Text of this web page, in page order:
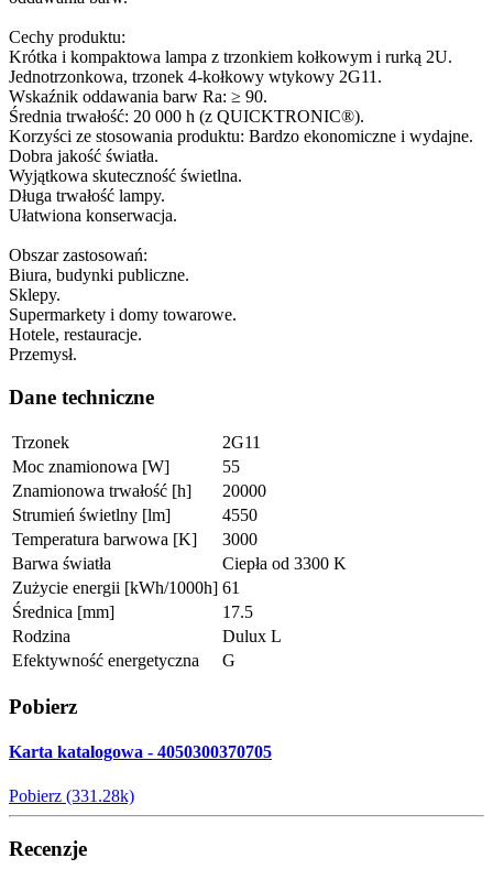
Cechy produktu:
Krótka i kompaktowa lampa z trzonkiem kołkowym i rurką 2U.
Jednotrzonkowa, trzonek 4-kołkowy wtykowy 2G11.
Wskaźnik oddawania barw Ra: ≥ 90.
Średnia trwałość: 20 000 h (z QUICKTRONIC®).
Korzyści ze stosowania produktu: Bardzo ekonomiczne i wydajne.
Dobra jakość światła.
Wyjątkowa skuteczność świetlna.
Długa trwałość lampy.
Ułatwiona konserwacja.
Obszar zastosowań:
Biura, budynki publiczne.
Sklepy.
Supermarkety i domy towarowe.
Hotele, restauracje.
Przemysł.
Dane techniczne
Trzonek
2G11
Moc znamionowa [W]
55
Znamionowa trwałość [h]
20000
Strumień świetlny [lm]
4550
Temperatura barwowa [K]
3000
Barwa światła
Ciepła od 3300 K
Zużycie energii [kWh/1000h] 61
Średnica [mm]
17.5
Rodzina
Dulux L
Efektywność energetyczna
G
Pobierz
Karta katalogowa - 4050300370705
Pobierz (331.28k)
Recenzje